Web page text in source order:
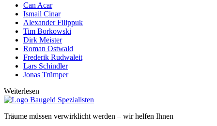
Can Acar
Ismail Cinar
Alexander Filippuk
Tim Borkowski
Dirk Meister
Roman Ostwald
Frederik Rudwaleit
Lars Schindler
Jonas Trümper
Weiterlesen
Träume müssen verwirklicht werden – wir helfen Ihnen